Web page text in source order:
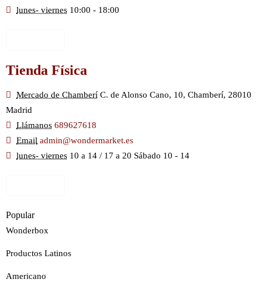
lunes- viernes 10:00 - 18:00
Tienda Física
Mercado de Chamberí C. de Alonso Cano, 10, Chamberí, 28010
Madrid
Llámanos 689627618
Email admin@wondermarket.es
lunes- viernes 10 a 14 / 17 a 20 Sábado 10 - 14
Popular
Wonderbox
Productos Latinos
Americano